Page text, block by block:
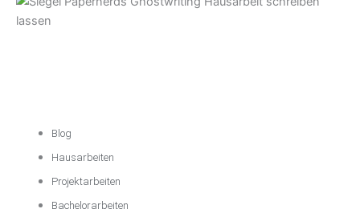
Blog
Hausarbeiten
Projektarbeiten
Bachelorarbeiten